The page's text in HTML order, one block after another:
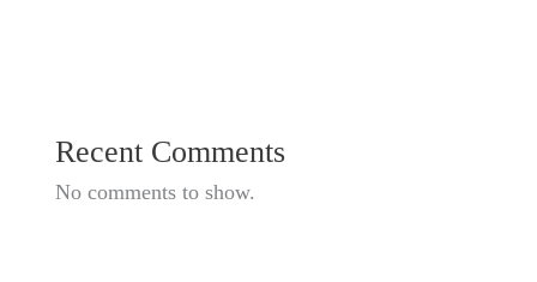
Recent Comments
No comments to show.